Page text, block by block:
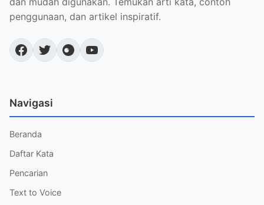
penggunaan, dan artikel inspiratif.
Navigasi
Beranda
Daftar Kata
Pencarian
Text to Voice